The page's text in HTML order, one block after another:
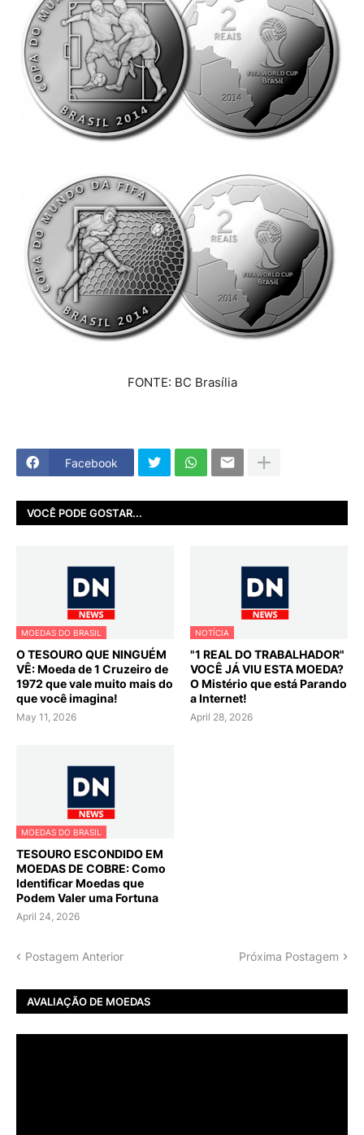
FONTE: BC Brasília
Facebook
VOCÊ PODE GOSTAR...
MOEDAS DO BRASIL
O TESOURO QUE NINGUÉM
VÊ: Moeda de 1 Cruzeiro de
1972 que vale muito mais do
que você imagina!
May 11, 2026
NOTÍCIA
"1 REAL DO TRABALHADOR"
VOCÊ JÁ VIU ESTA MOEDA?
O Mistério que está Parando
a Internet!
April 28, 2026
MOEDAS DO BRASIL
TESOURO ESCONDIDO EM
MOEDAS DE COBRE: Como
Identificar Moedas que
Podem Valer uma Fortuna
April 24, 2026
Postagem Anterior Próxima Postagem
AVALIAÇÃO DE MOEDAS